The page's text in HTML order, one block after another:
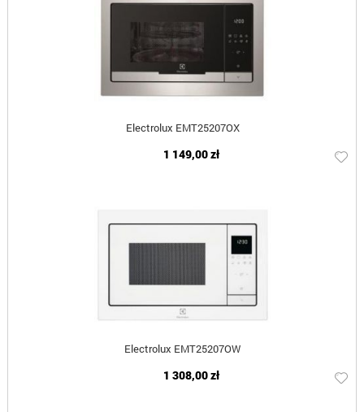
Electrolux EMT25207OX
1 149,00 zł
Electrolux EMT25207OW
1 308,00 zł